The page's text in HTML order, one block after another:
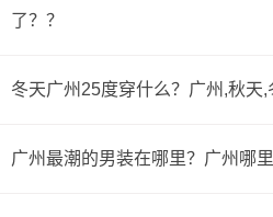
公交线路：3号线→5号线，全程
2、乘坐3号线,经过5站,到达布
了？？
冬天广州25度穿什么？广州,秋天
广州最潮的男装在哪里？广州哪